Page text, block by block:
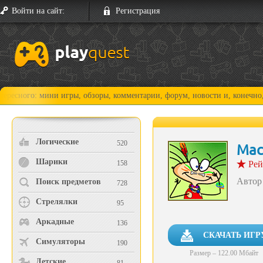
Войти на сайт: Регистрация
игры, обзоры, комментарии, форум, новости и, конечно, прохождения!
Логические 520
Шарики 158
Поиск предметов 728
Стрелялки 95
Аркадные 136
Симуляторы 190
СКАЧАТЬ
Размер – 122.00 Мбайт